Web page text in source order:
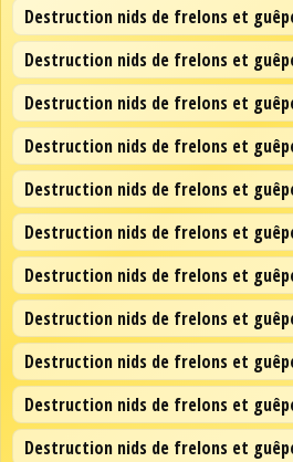
Destruction nids de frelons et
Destruction nids de frelons et
Destruction nids de frelons et
Destruction nids de frelons et
Destruction nids de frelons et
Destruction nids de frelons et
Destruction nids de frelons et
Destruction nids de frelons et
Destruction nids de frelons et
Destruction nids de frelons et
Destruction nids de frelons et